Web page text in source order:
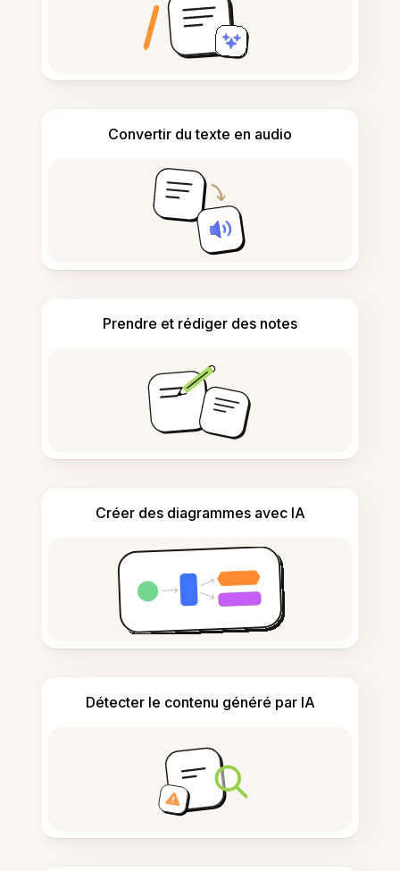
Convertir du texte en audio
Prendre et rédiger des notes
Créer des diagrammes avec IA
Détecter le contenu généré par IA